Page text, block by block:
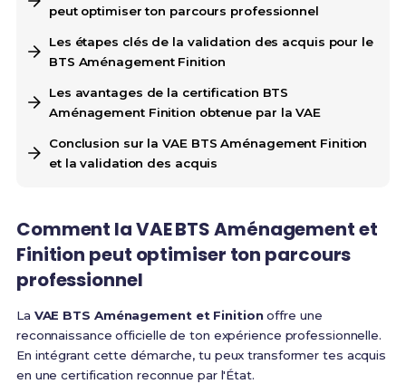
peut optimiser ton parcours professionnel
Les étapes clés de la validation des acquis pour le
BTS Aménagement Finition
Les avantages de la certification BTS
Aménagement Finition obtenue par la VAE
Conclusion sur la VAE BTS Aménagement Finition
et la validation des acquis
Comment laVAE BTS Aménagement et
Finition peut optimiser ton parcours
professionnel
La VAE BTS Aménagement et Finitionoffre une
reconnaissance officielle de ton expérience professionnelle.
En intégrant cette démarche, tu peux transformer tes acquis
en une certification reconnue par l'État.